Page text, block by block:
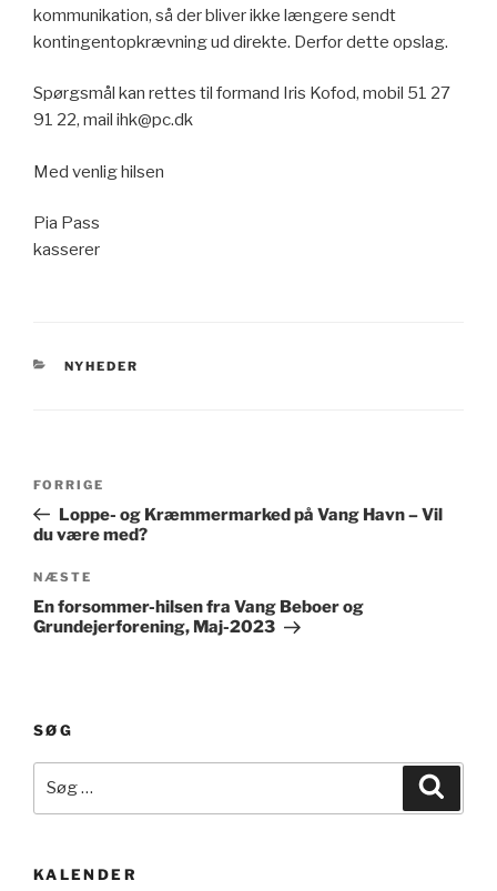
kommunikation, så der bliver ikke længere sendt
kontingentopkrævning ud direkte. Derfor dette opslag.
Spørgsmål kan rettes til formand Iris Kofod, mobil 51 27
91 22, mail ihk@pc.dk
Med venlig hilsen
Pia Pass
kasserer
KATEGORIER
NYHEDER
Indlægsnavigation
Forrige
indlæg
FORRIGE
Loppe- og Kræmmermarked på Vang Havn – Vil
du være med?
Næste
indlæg
NÆSTE
En forsommer-hilsen fra Vang Beboer og
Grundejerforening, Maj-2023
SØG
efter:
KALENDER